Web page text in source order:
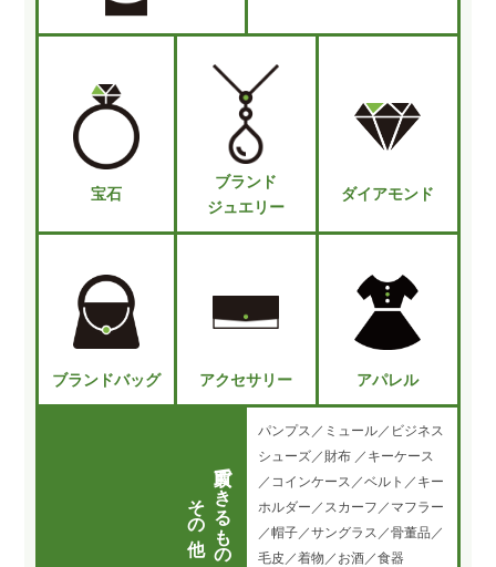
宝石
ブランド
ジュエリー
ダイアモンド
ブランドバッグ アクセサリー アパレル
買取できるもの
その他
パンプス／ミュール／ビジネス
シューズ／財布 ／キーケース
／コインケース／ベルト／キー
ホルダー／スカーフ／マフラー
／帽子／サングラス／骨董品／
毛皮／着物／お酒／食器